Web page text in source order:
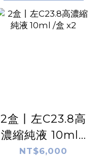
2盒丨左C23.8高
濃縮純液 10ml /
盒 x2
NT$6,000